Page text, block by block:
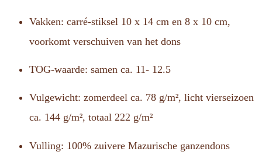
Vakken: carré-stiksel 10 x 14 cm en 8 x 10 cm,
voorkomt verschuiven van het dons
TOG-waarde: samen ca. 11- 12.5
Vulgewicht: zomerdeel ca. 78 g/m², licht vierseizoen
ca. 144 g/m², totaal 222 g/m²
Vulling: 100% zuivere Mazurische ganzendons